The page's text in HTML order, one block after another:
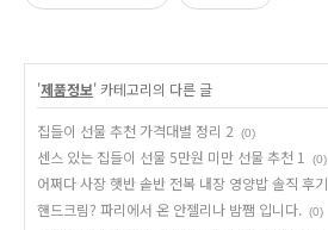
'제품정보' 카테고리의 다른 글
집들이 선물 추천 가격대별 정리 2 (0)
센스 있는 집들이 선물 5만원 미만 선물 추천 1 (0)
어쩌다 사장 햇반 솥반 전복 내장 영양밥 솔직 후기
핸드크림? 파리에서 온 안젤리나 밤쨈 입니다. (0)